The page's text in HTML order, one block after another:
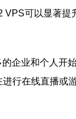
可以显著
企业和个人开
行在线直播或